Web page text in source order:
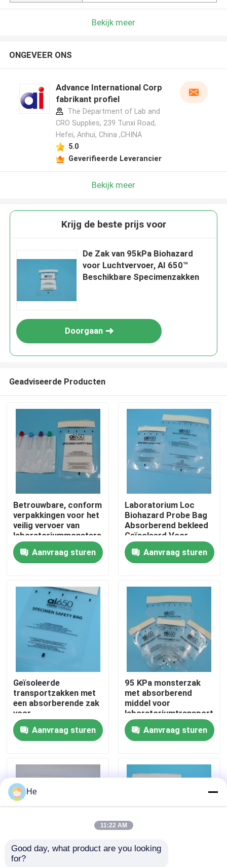
Producten
Video's
Fabriekstocht
Kwaliteitscontrole
Nieuws
Vraag een offerte
95kPa de Zak van het specimenvervoer
Bekijk meer
ONGEVEER ONS
Advance International Corp
fabrikant profiel
The Department of Lab and
CRO Supplies, 239 Tunxi Road,
Hefei, Anhui, China ,CHINA
5.0
Geverifieerde Leverancier
Bekijk meer
Krijg de beste prijs voor
De Zak van 95kPa Biohazard
voor Luchtvervoer, AI 650™
Beschikbare Specimenzakken
Doorgaan
Geadviseerde Producten
Betrouwbare, conform
verpakkingen voor het
veilig vervoer van
laboratoriummonsters
Aanvraag sturen
Laboratorium Loc
Biohazard Probe Bag
Absorberend bekleed
Geïsoleerd Voor
Bloedmonsters
Transport De
Muestras De
Aanvraag sturen
Geïsoleerde
transportzakken met
een absorberende zak
voor
temperatuurgevoelige
bloedmonsters en
transport van
laboratoria
Aanvraag sturen
95 KPa monsterzak
met absorberend
middel voor
laboratoriumtransport
Aanvraag sturen
AI650 95KPA
He
11:22 AM
Good day, what product are you looking
for?